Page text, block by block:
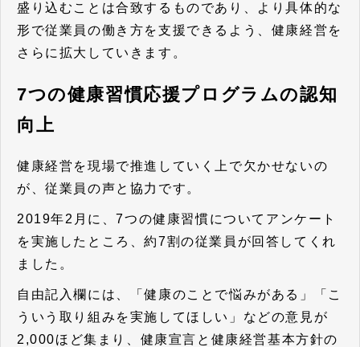
盛り込むことは合致するものであり、より具体的な
形で従業員の働き方を支援できるよう、健康経営を
さらに拡大していきます。
7つの健康習慣応援プログラムの認知
向上
健康経営を現場で推進していく上で欠かせないの
が、従業員の声と協力 です。
2019年2月に、7つの健康習慣についてアンケート
を実施したところ、約7割の従業員が回答してくれ
ました。
自由記入欄には、「健康のことで悩みがある」「こ
ういう取り組みを実施してほしい」などの意見が
2,000ほど集まり、健康宣言と健康経営基本方針の